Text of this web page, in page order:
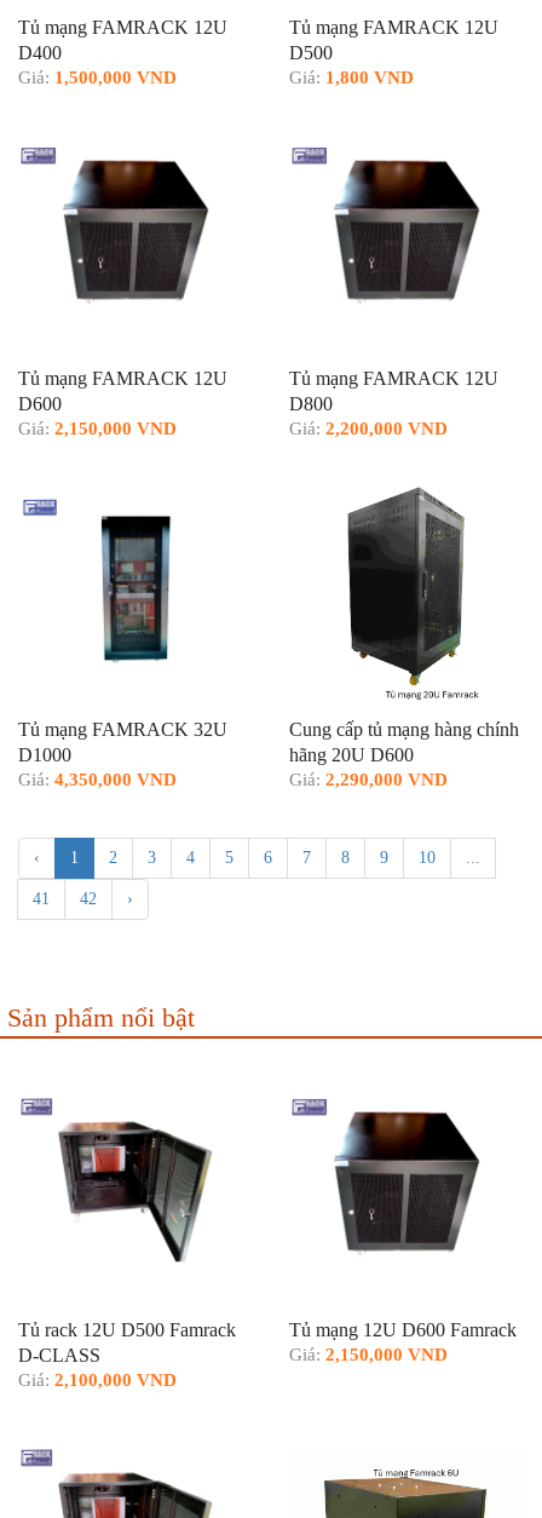
Tủ mạng FAMRACK 12U
D400
Giá: 1,500,000 VND
Tủ mạng FAMRACK 12U
D500
Giá: 1,800 VND
Tủ mạng FAMRACK 12U
D600
Giá: 2,150,000 VND
Tủ mạng FAMRACK 12U
D800
Giá: 2,200,000 VND
Tủ mạng FAMRACK 32U
D1000
Giá: 4,350,000 VND
Cung cấp tủ mạng hàng chính
hãng 20U D600
Giá: 2,290,000 VND
‹ 1 2 3 4 5 6 7 8 9 10 ...
41 42 ›
Sản phẩm nổi bật
Tủ rack 12U D500 Famrack
D-CLASS
Giá: 2,100,000 VND
Tủ mạng 12U D600 Famrack
Giá: 2,150,000 VND